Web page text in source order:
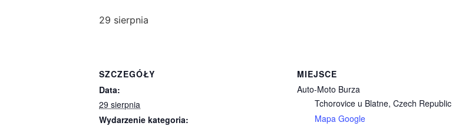
29 sierpnia
SZCZEGÓŁY
Data:
29 sierpnia
Wydarzenie kategoria:
MIEJSCE
Auto-Moto Burza
Tchorovice u Blatne, Czech Republic
Mapa Google